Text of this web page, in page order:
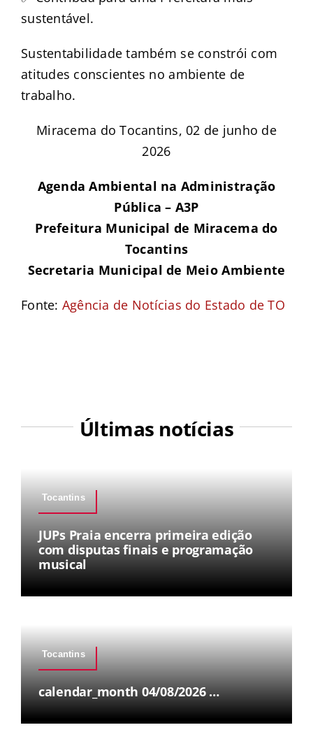
sustentável.
Sustentabilidade também se constrói com
atitudes conscientes no ambiente de
trabalho.
Miracema do Tocantins, 02 de junho de
2026
Agenda Ambiental na Administração
Pública – A3P
Prefeitura Municipal de Miracema do
Tocantins
Secretaria Municipal de Meio Ambiente
Fonte: Agência de Notícias do Estado de TO
Últimas notícias
Tocantins
JUPs Praia encerra primeira edição
com disputas finais e programação
musical
Tocantins
calendar_month 04/08/2026 …